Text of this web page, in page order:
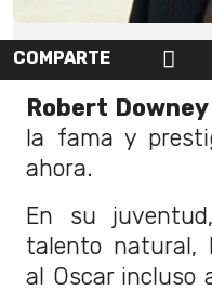
COMPARTE
Robert
la fama y
ahora.
En su
talento natural,
al Oscar incluso